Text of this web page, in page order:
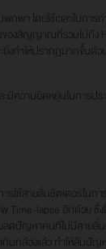
โดยใช้เวลาในการ
งสัญญาณที่รวมไปถึง
งทำให้ปรากฏมากขึ้นด้วย
วามยืดหยุ่นในการปร
ช้สายลั่นชัตเตอร์ในก
Time-lapse อีกด้วย ซึ่
ลดปัญหาคนที่ไม่มีสายลั่
กล้องแล้ว ทำให้ลืมปัญห